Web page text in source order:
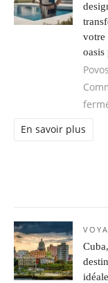
votre
oasis
En savoir plus